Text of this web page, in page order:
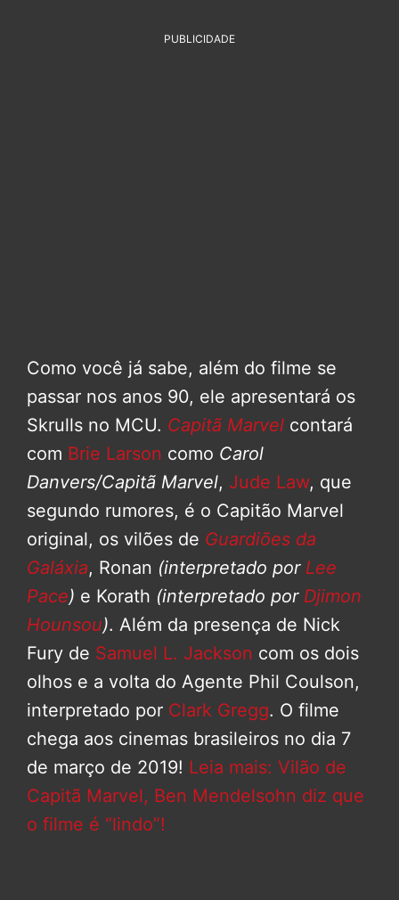
PUBLICIDADE
Como você já sabe, além do filme se
passar nos anos 90, ele apresentará os
Skrulls no MCU. Capitã Marvel contará
com Brie Larson como Carol
Danvers/Capitã Marvel, Jude Law, que
segundo rumores, é o Capitão Marvel
original, os vilões de Guardiões da
Galáxia, Ronan (interpretado por Lee
Pace) e Korath (interpretado por Djimon
Hounsou). Além da presença de Nick
Fury de Samuel L. Jackson com os dois
olhos e a volta do Agente Phil Coulson,
interpretado por Clark Gregg. O filme
chega aos cinemas brasileiros no dia 7
de março de 2019! Leia mais: Vilão de
Capitã Marvel, Ben Mendelsohn diz que
o filme é “lindo”!